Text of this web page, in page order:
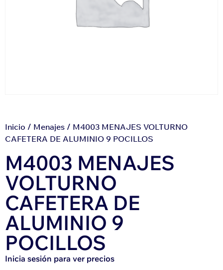
Inicio / Menajes / M4003 MENAJES VOLTURNO
CAFETERA DE ALUMINIO 9 POCILLOS
M4003 MENAJES
VOLTURNO
CAFETERA DE
ALUMINIO 9
POCILLOS
Inicia sesión para ver precios